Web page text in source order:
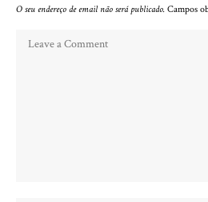
O seu endereço de email não será publicado. Campos